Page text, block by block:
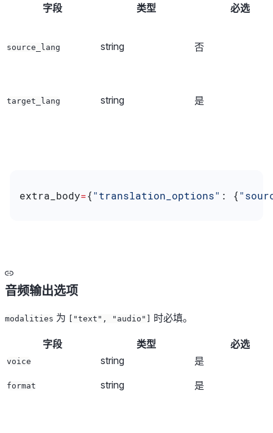
字段 类型 必选
source_lang string 否
target_lang string 是
extra_body={"translation_options" : {
音频输出选项
modalities 为 ["text", "audio"] 时必填。
字段 类型 必选
voice string 是
format string 是